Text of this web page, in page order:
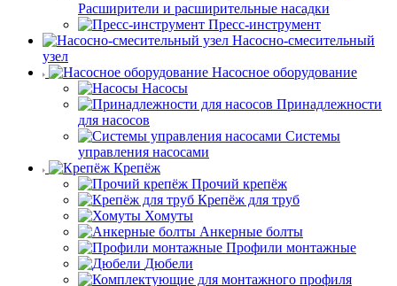
Расширители и расширительные насадки
Пресс-инструмент
Насосно-смесительный
узел
Насосное оборудование
Насосы
Принадлежности
для насосов
Системы
управления насосами
Крепёж
Прочий крепёж
Крепёж для труб
Хомуты
Анкерные болты
Профили монтажные
Дюбели